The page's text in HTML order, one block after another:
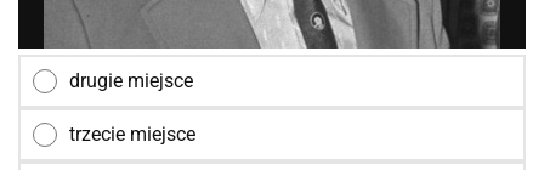
drugie miejsce
trzecie miejsce